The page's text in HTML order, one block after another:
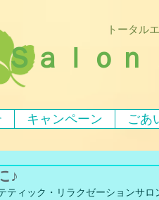
トータル
Ｓａｌｏｎ
キャンペーン ごあ
♪
ティック・リラクゼーションサロ